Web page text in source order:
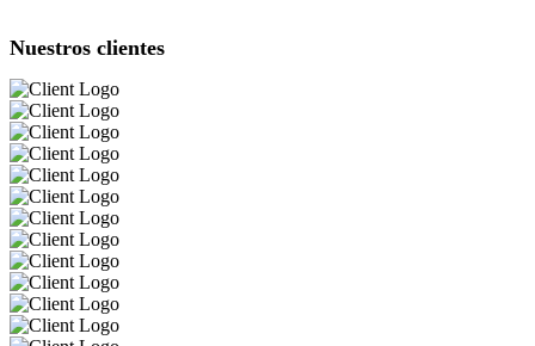
Nuestros clientes